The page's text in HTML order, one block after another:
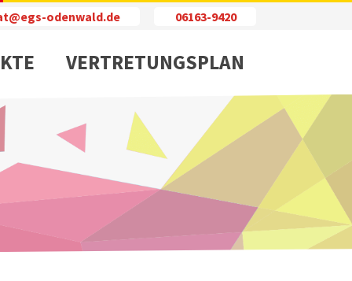
odenwald.de 06163-9420
VERTRETUNGSPLAN